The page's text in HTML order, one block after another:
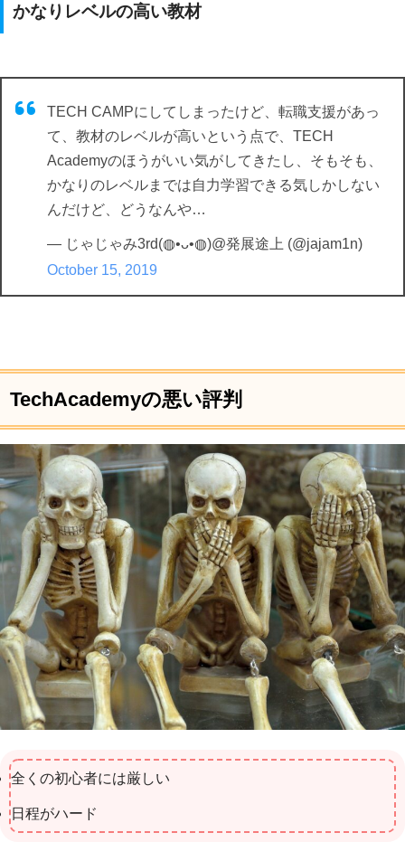
かなりレベルの高い教材
TECH CAMPにしてしまったけど、転職支援があっ
て、教材のレベルが高いという点で、TECH
Academyのほうがいい気がしてきたし、そもそも、
かなりのレベルまでは自力学習できる気しかしない
んだけど、どうなんや…
— じゃじゃみ3rd(◍•ᴗ•◍)@発展途上 (@jajam1n)
October 15, 2019
TechAcademyの悪い評判
全くの初心者には厳しい
日程がハード